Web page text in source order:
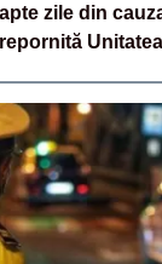
zile din